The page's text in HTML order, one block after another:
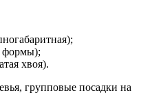
формы);
хвоя).
групповые посадки на